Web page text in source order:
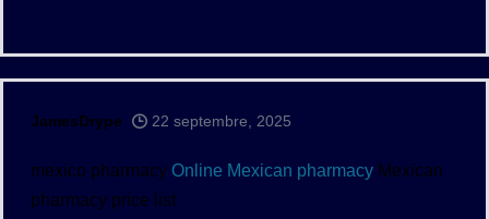
JamesDrype 22 septembre, 2025
mexico pharmacy Online Mexican pharmacy Mexican
pharmacy price list